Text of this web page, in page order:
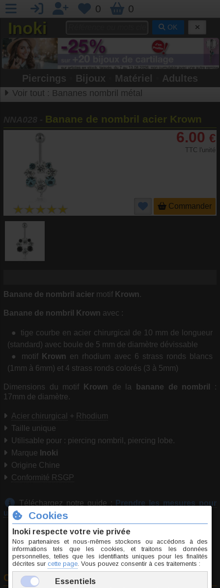
0 0
Inoki OK
Piercings Bijoux Matériel Adultes
Voir tout : Bananes nombril métal
Banane de nombril acier Krown
6.00 €
TTC l'unité
Commander
Banane de nombril acier motif Krown.
Banane de nombril Krown avec :
tige courbe en acier chirurgical de 10 mm de longueur
(standard) avec boule de 5 mm de diamètre dévissable
motif
Krown en rhodium avec 6 strass ronds blancs
(1mm à 6mm) et 4 strass ronds colorés (3 à 5mm)
Dimensions du motif Krown de la banane de nombril
:
17mm de diamètre.
Acier chirurgical + Rhodium
Taille unique
Utilisable pour : piercing nombril, piercing lobe.
Marque Inoki
Origine Chine
Conformité RSGP
Téléchargez notre guide : Prendre les mesures pour
un piercing
Commander